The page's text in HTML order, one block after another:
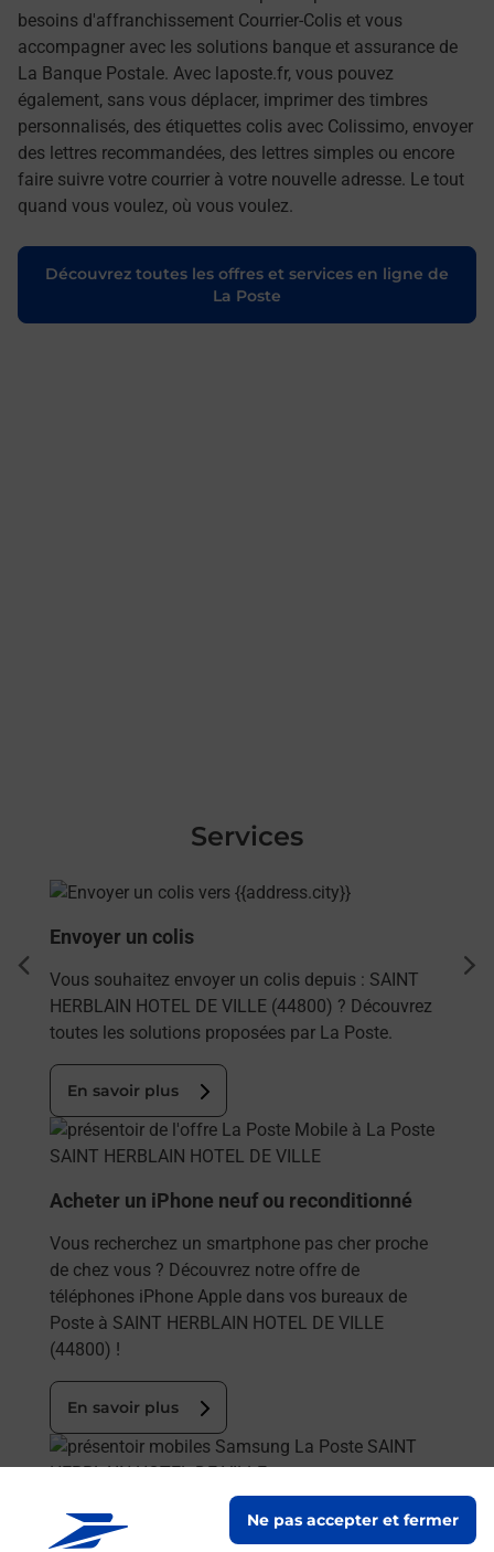
Ne pas accepter et fermer
besoins d'affranchissement Courrier-Colis et vous
accompagner avec les solutions banque et assurance de
La Banque Postale. Avec laposte.fr, vous pouvez
également, sans vous déplacer, imprimer des timbres
personnalisés, des étiquettes colis avec Colissimo, envoyer
des lettres recommandées, des lettres simples ou encore
faire suivre votre courrier à votre nouvelle adresse. Le tout
quand vous voulez, où vous voulez.
Découvrez toutes les offres et services en ligne de
La Poste
Services
En savoir plus
Envoyer un colis
Vous souhaitez envoyer un colis depuis : SAINT
HERBLAIN HOTEL DE VILLE (44800) ? Découvrez
toutes les solutions proposées par La Poste.
En savoir plus
En savoir plus
Acheter un iPhone neuf ou reconditionné
Vous recherchez un smartphone pas cher proche
de chez vous ? Découvrez notre offre de
téléphones iPhone Apple dans vos bureaux de
Poste à SAINT HERBLAIN HOTEL DE VILLE
(44800) !
En savoir plus
En savoir plus
Acheter un smartphone Samsung